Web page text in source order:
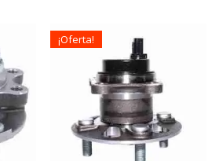
¡Oferta!